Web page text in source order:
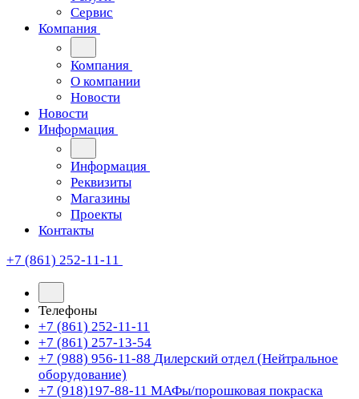
Сервис
Компания
Компания
О компании
Новости
Новости
Информация
Информация
Реквизиты
Магазины
Проекты
Контакты
+7 (861) 252-11-11
Телефоны
+7 (861) 252-11-11
+7 (861) 257-13-54
+7 (988) 956-11-88 Дилерский отдел (Нейтральное
оборудование)
+7 (918)197-88-11 МАФы/порошковая покраска